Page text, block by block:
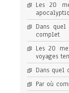
Les 20
Dans
complet
Les 20
voyages
Dans quel
Par où